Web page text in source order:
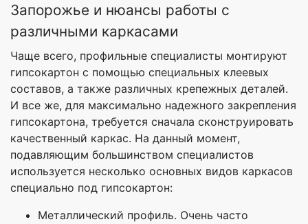
Запорожье и нюансы работы с
различными каркасами
Чаще всего, профильные специалисты монтируют
гипсокартон с помощью специальных клеевых
составов, а также различных крепежных деталей.
И все же, для максимально надежного закрепления
гипсокартона, требуется сначала сконструировать
качественный каркас. На данный момент,
подавляющим большинством специалистов
используется несколько основных видов каркасов
специально под гипсокартон:
Металлический профиль. Очень часто